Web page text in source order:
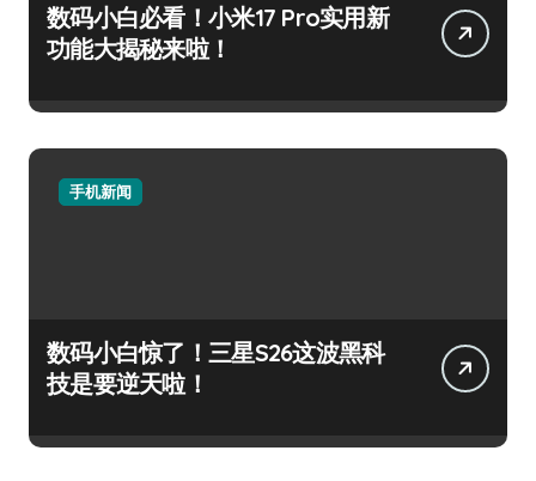
数码小白必看！小米17 Pro实用新
功能大揭秘来啦！
手机新闻
数码小白惊了！三星S26这波黑科
技是要逆天啦！